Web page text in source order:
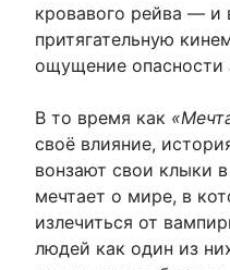
кровавого рейва —
притягательную
ощущение опасности
В то время как
своё влияние,
вонзают свои клыки
мечтает о мире, в
излечиться от
людей как один из